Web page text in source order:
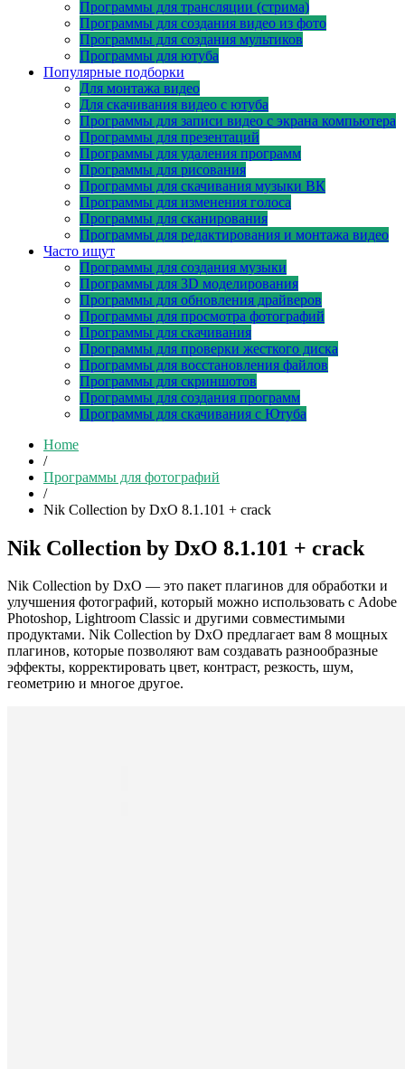
Программы для трансляции (стрима)
Программы для создания видео из фото
Программы для создания мультиков
Программы для ютуба
Популярные подборки
Для монтажа видео
Для скачивания видео с ютуба
Программы для записи видео с экрана компьютера
Программы для презентаций
Программы для удаления программ
Программы для рисования
Программы для скачивания музыки ВК
Программы для изменения голоса
Программы для сканирования
Программы для редактирования и монтажа видео
Часто ищут
Программы для создания музыки
Программы для 3D моделирования
Программы для обновления драйверов
Программы для просмотра фотографий
Программы для скачивания
Программы для проверки жесткого диска
Программы для восстановления файлов
Программы для скриншотов
Программы для создания программ
Программы для скачивания с Ютуба
Home
/
Программы для фотографий
/
Nik Collection by DxO 8.1.101 + crack
Nik Collection by DxO 8.1.101 + crack
Nik Collection by DxO — это пакет плагинов для обработки и
улучшения фотографий, который можно использовать с Adobe
Photoshop, Lightroom Classic и другими совместимыми
продуктами. Nik Collection by DxO предлагает вам 8 мощных
плагинов, которые позволяют вам создавать разнообразные
эффекты, корректировать цвет, контраст, резкость, шум,
геометрию и многое другое.